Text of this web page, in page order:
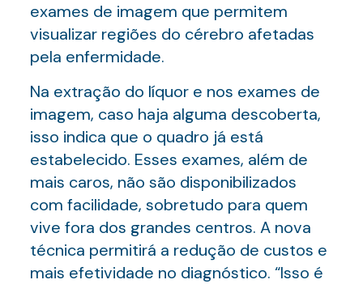
exames de imagem que permitem
visualizar regiões do cérebro afetadas
pela enfermidade.
Na extração do líquor e nos exames de
imagem, caso haja alguma descoberta,
isso indica que o quadro já está
estabelecido. Esses exames, além de
mais caros, não são disponibilizados
com facilidade, sobretudo para quem
vive fora dos grandes centros. A nova
técnica permitirá a redução de custos e
mais efetividade no diagnóstico. “Isso é